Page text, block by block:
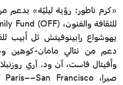
«كرم ناطور: رؤية ليليّة»
يهوشواع رابينوفيتش تل أبيب
دعم من نتالي مامان-كوهين
وأفيتال فاست، آن ود. آري